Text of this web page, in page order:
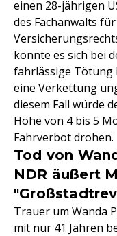
einen 28-jährigen
des Fachanwalts
könnte es sich bei
fahrlässige Tötung
eine Verkettung
diesem Fall würde
Höhe von 4 bis 5
Fahrverbot drohen.
Tod von
NDR äußert
Trauer um Wanda
mit nur 41 Jahren